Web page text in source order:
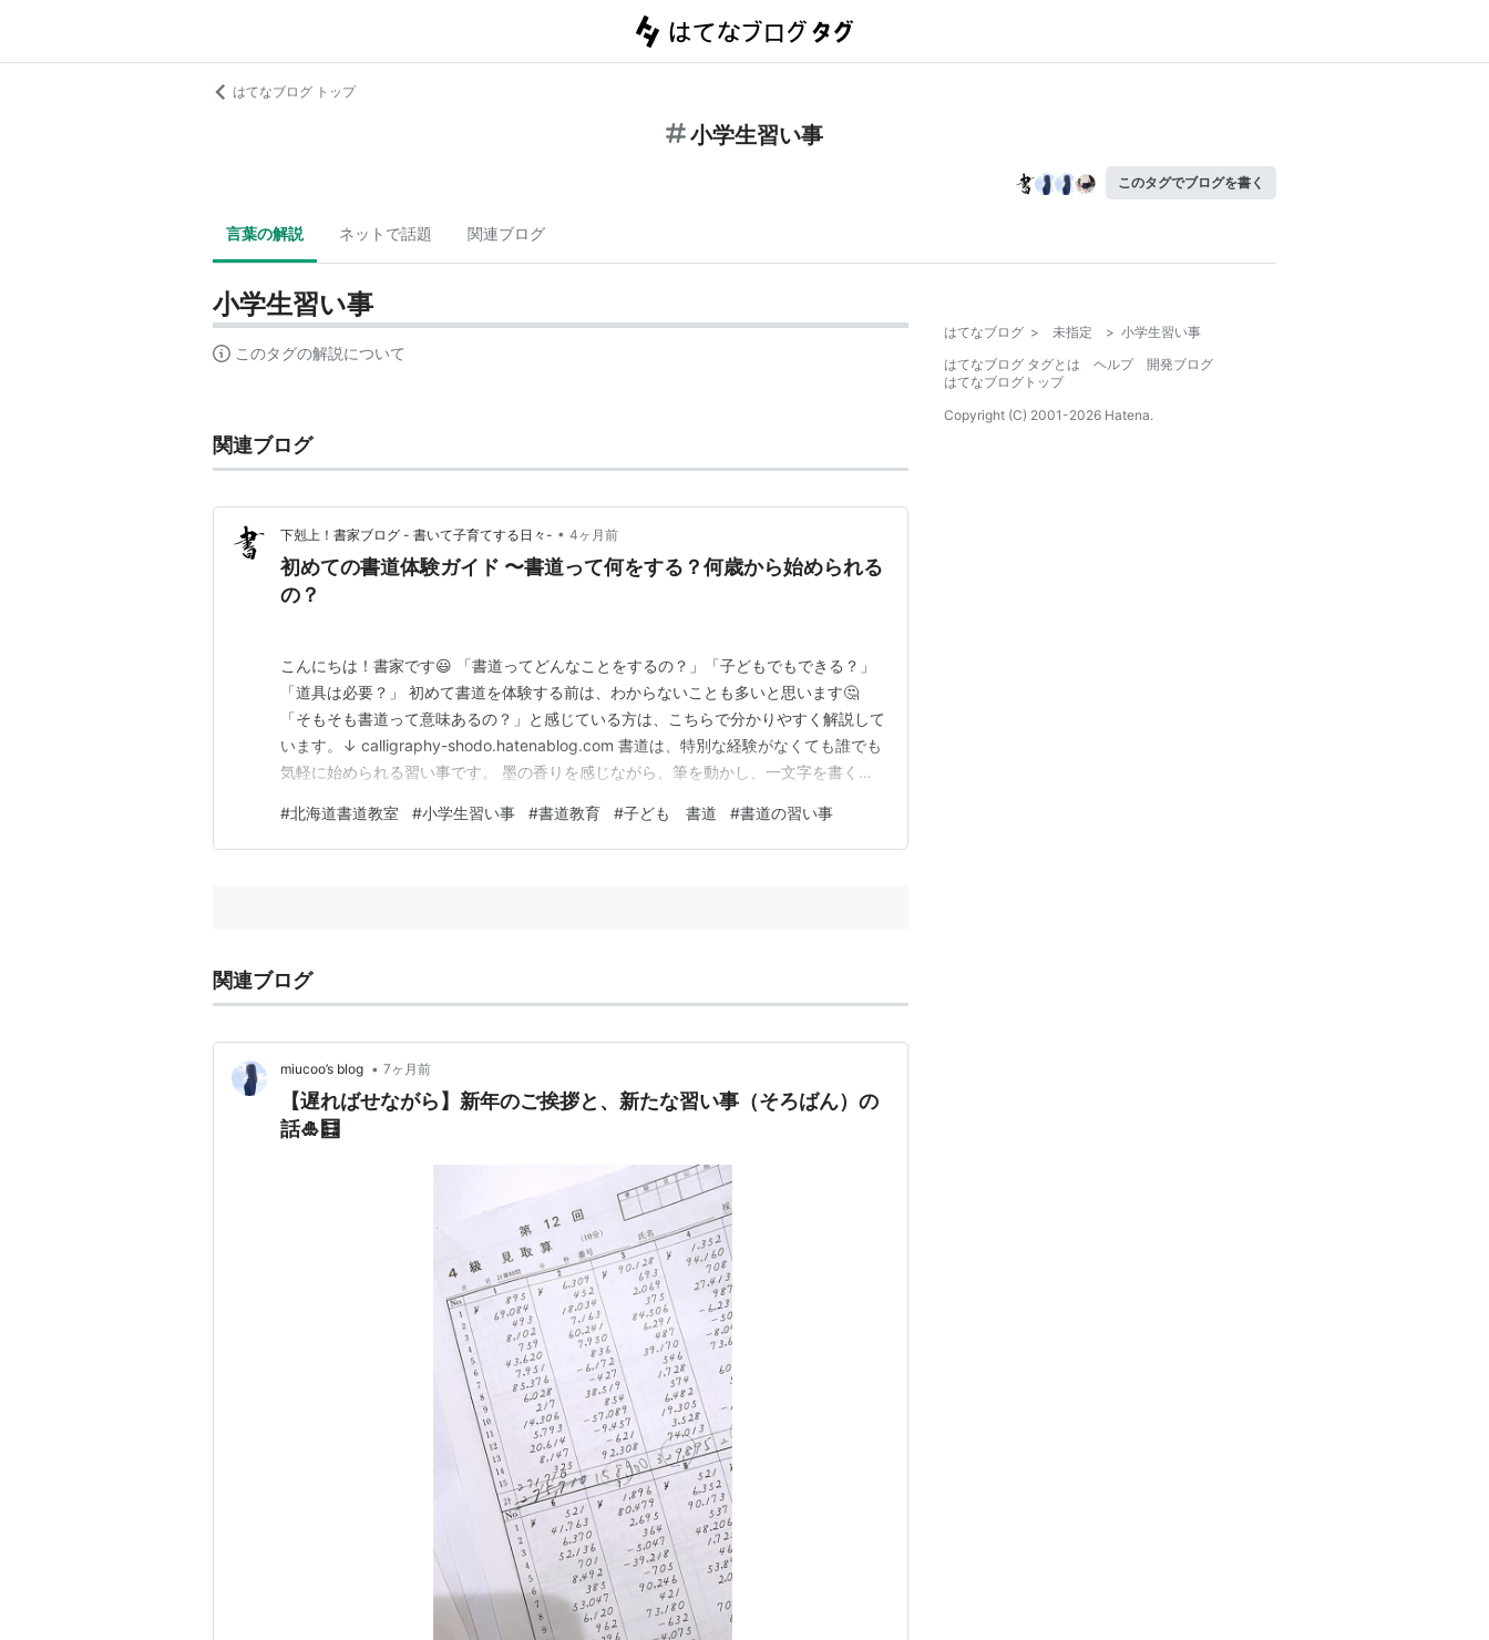
はてなブログ トップ
小学生習い事
このタグでブログを書く
言葉の解説 ネットで話題 関連ブログ
小学生習い事
このタグの解説について
関連ブログ
下剋上！書家ブログ - 書いて子育てする日々- • 4ヶ月前
初めての書道体験ガイド 〜書道って何をする？何歳から始められる
の？
こんにちは！書家です😃 「書道ってどんなことをするの？」「子どもでもできる？」
「道具は必要？」 初めて書道を体験する前は、わからないことも多いと思います🤔
「そもそも書道って意味あるの？」と感じている方は、こちらで分かりやすく解説して
います。↓ calligraphy-shodo.hatenablog.com 書道は、特別な経験がなくても誰でも
気軽に始められる習い事です。 墨の香りを感じながら、筆を動かし、一文字を書く。
この記事では、 書道体験では何をするのか 何歳から始められるのか 必要な道具 につ
いて、やさしく…
#北海道書道教室 #小学生習い事 #書道教育 #子ども 書道 #書道の習い事
関連ブログ
miucoo’s blog • 7ヶ月前
【遅ればせながら】新年のご挨拶と、新たな習い事（そろばん）の
話🎍🧮
はてなブログ > 未指定 > 小学生習い事
はてなブログ タグとは
ヘルプ
開発ブログ
はてなブログトップ
Copyright (C) 2001-2026 Hatena.